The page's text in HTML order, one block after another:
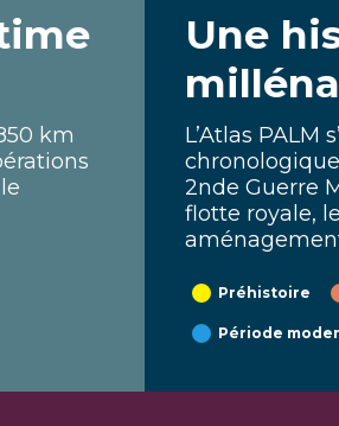
km
Une
L’Atlas PALM
2nde Guerre
flotte royale,
Préhistoire
Période